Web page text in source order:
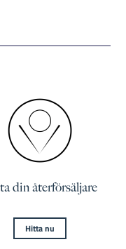
din återförsäljare
Hitta nu